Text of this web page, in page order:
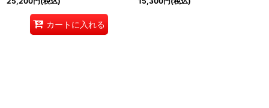
カートに入れる